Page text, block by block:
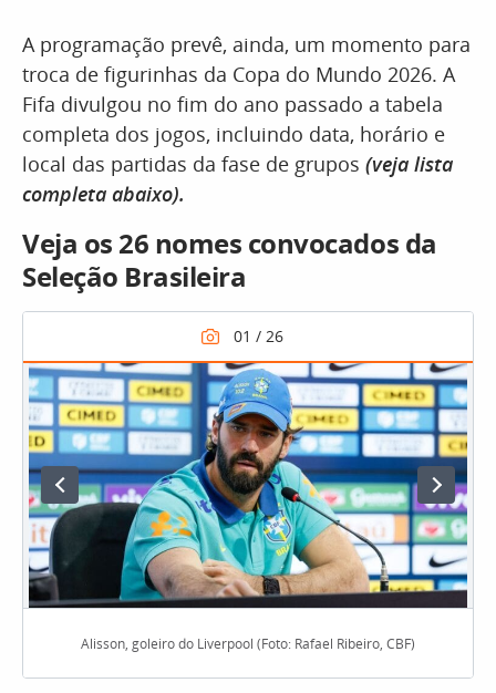
A programação prevê, ainda, um momento para
troca de figurinhas da Copa do Mundo 2026. A
Fifa divulgou no fim do ano passado a tabela
completa dos jogos, incluindo data, horário e
local das partidas da fase de grupos (veja lista
completa abaixo).
Veja os 26 nomes convocados da
Seleção Brasileira
Alisson, goleiro do Liverpool (Foto: Rafael Ribeiro, CBF)